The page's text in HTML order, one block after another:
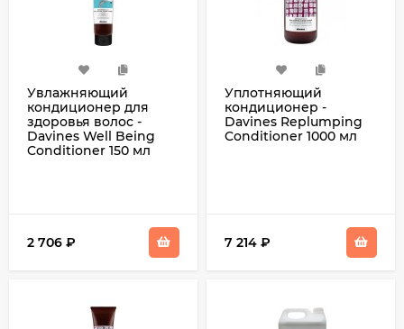
Увлажняющий
кондиционер для
здоровья волос -
Davines Well Being
Conditioner 150 мл
2 706 ₽
Уплотняющий
кондиционер -
Davines Replumping
Conditioner 1000 мл
7 214 ₽